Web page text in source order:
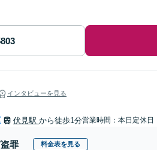
インタビューを見る
伏見駅 から徒歩1分営業時間：本日定休日
罪 料金表を見る